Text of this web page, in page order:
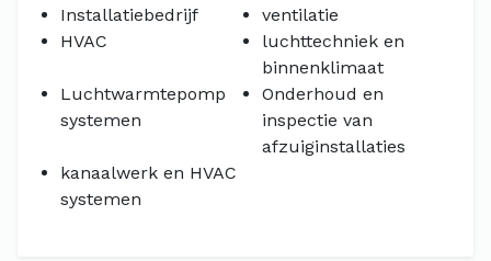
Installatiebedrijf
ventilatie
HVAC
luchttechniek en
binnenklimaat
Luchtwarmtepomp
systemen
Onderhoud en
inspectie van
afzuiginstallaties
kanaalwerk en HVAC
systemen